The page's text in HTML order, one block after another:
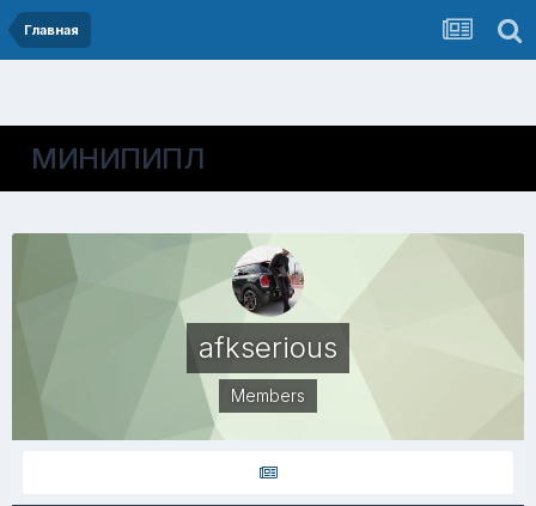
Главная
МИНИПИПЛ
afkserious
Members